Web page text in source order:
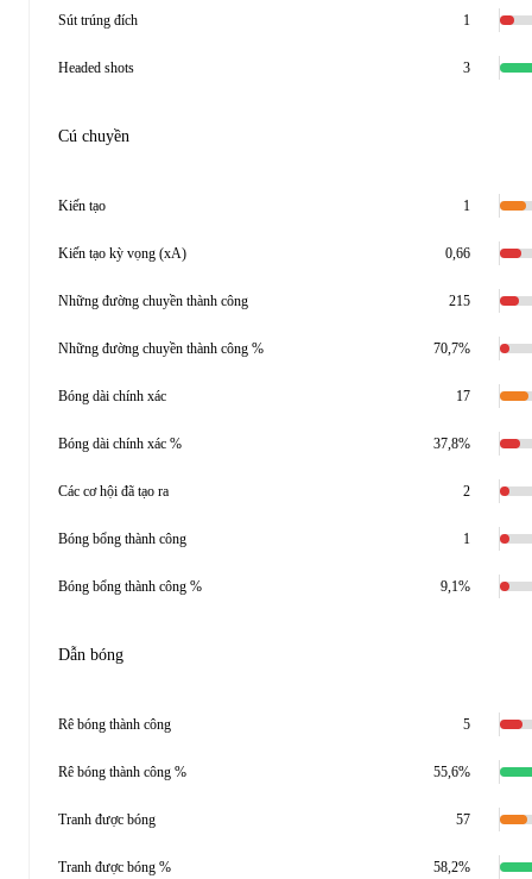
Sút trúng đích 1
Headed shots 3
Cú chuyền
Kiến tạo 1
Kiến tạo kỳ vọng (xA) 0,66
Những đường chuyền thành công 215
Những đường chuyền thành công % 70,7%
Bóng dài chính xác 17
Bóng dài chính xác % 37,8%
Các cơ hội đã tạo ra 2
Bóng bổng thành công 1
Bóng bổng thành công % 9,1%
Dẫn bóng
Rê bóng thành công 5
Rê bóng thành công % 55,6%
Tranh được bóng 57
Tranh được bóng % 58,2%